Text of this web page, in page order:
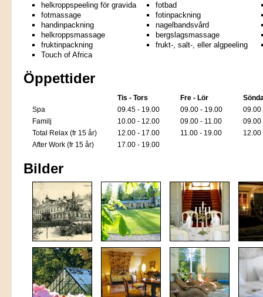
helkroppspeeling för gravida
fotbad
fotmassage
fotinpackning
handinpackning
nagelbandsvård
helkroppsmassage
bergslagsmassage
fruktinpackning
frukt-, salt-, eller algpeeling
Touch of Africa
Öppettider
Tis - Tors Fre - Lör
Spa
09.45 - 19.00 09.00 - 19.00
09.00
Familj
10.00 - 12.00 09.00 - 11.00
09.00
Total Relax (fr 15 år)
12.00 - 17.00 11.00 - 19.00
12.00
After Work (fr 15 år)
17.00 - 19.00
Bilder